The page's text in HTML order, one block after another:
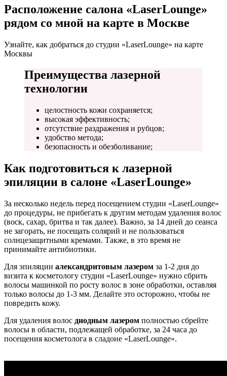
Расположение салона «LaserLounge»
рядом со мной на карте в Москве
Узнайте, как добраться до студии «LaserLounge» на карте
Москвы
Преимущества лазерной
технологии
целостность кожи сохраняется;
высокая эффективность;
отсутствие раздражения и рубцов;
удобство метода;
безопасность и обезболивание;
Как подготовиться к лазерной
эпиляции в салоне «LaserLounge»
За несколько недель перед посещением студии «LaserLounge»
до процедуры, не прибегать к другим методам удаления волос
(воск, сахар, бритва и так далее). Важно, за 14 дней до сеанса
не загорать, не посещать солярий и не пользоваться
солнцезащитными кремами. Также, в это время не
принимайте антибиотики.
Для эпиляции александритовым лазером за 1-2 дня до
визита к косметологу студии «LaserLounge» нужно сбрить
волосы машинкой по росту волос в зоне обработки, оставляя
только волосы до 1-3 мм. Делайте это осторожно, чтобы не
повредить кожу.
Для удаления волос диодным лазером полностью сбрейте
волосы в области, подлежащей обработке, за 24 часа до
посещения косметолога в сладоне «LaserLounge».